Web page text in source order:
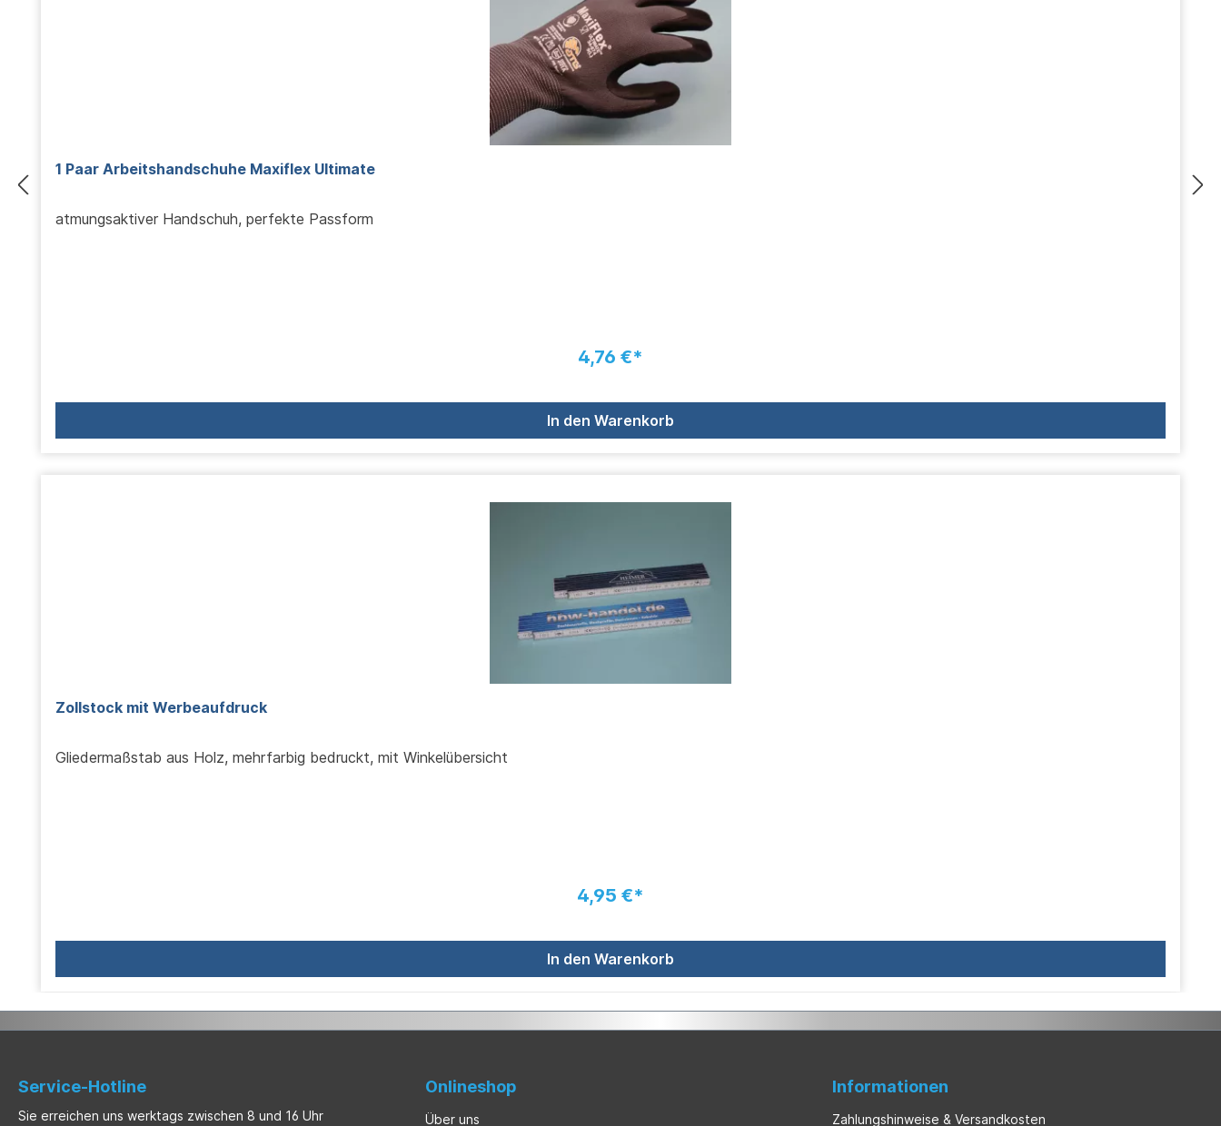
1 Paar Arbeitshandschuhe Maxiflex Ultimate
atmungsaktiver Handschuh, perfekte Passform
4,76 €*
In den Warenkorb
Zollstock mit Werbeaufdruck
Gliedermaßstab aus Holz, mehrfarbig bedruckt, mit Winkelübersicht
4,95 €*
In den Warenkorb
Service-Hotline
Sie erreichen uns werktags zwischen 8 und 16 Uhr
Onlineshop
Über uns
Informationen
Zahlungshinweise & Versandkosten